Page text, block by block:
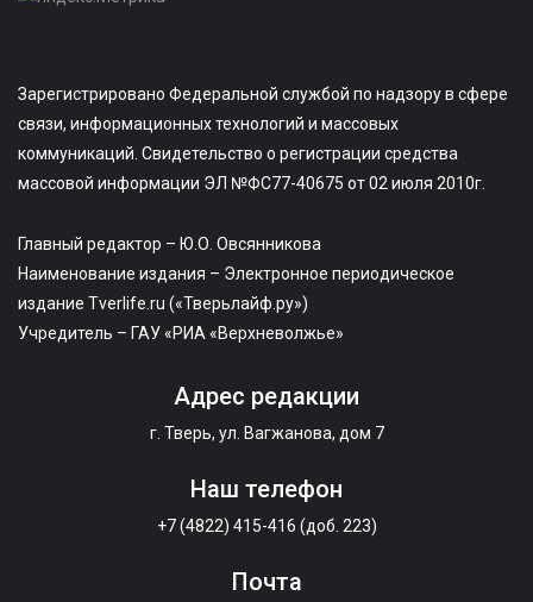
Зарегистрировано Федеральной службой по надзору в сфере
связи, информационных технологий и массовых
коммуникаций. Свидетельство о регистрации средства
массовой информации ЭЛ №ФС77-40675 от 02 июля 2010г.
Главный редактор – Ю.О. Овсянникова
Наименование издания – Электронное периодическое
издание Tverlife.ru («Тверьлайф.ру»)
Учредитель – ГАУ «РИА «Верхневолжье»
Адрес редакции
г. Тверь, ул. Вагжанова, дом 7
Наш телефон
+7 (4822) 415-416 (доб. 223)
Почта